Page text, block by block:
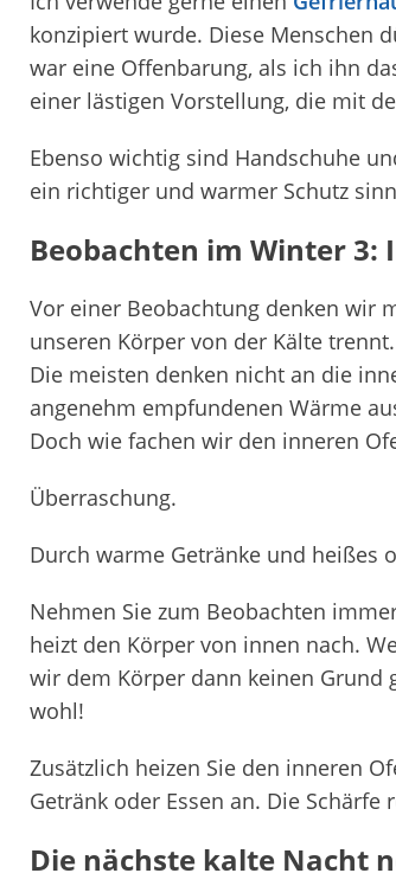
konzipiert wurde. Diese Menschen
war eine Offenbarung, als ich ihn
einer lästigen Vorstellung, die mit
Ebenso wichtig sind Handschuhe
ein richtiger und warmer Schutz
Beobachten im Winter 3:
Vor einer Beobachtung denken wir
unseren Körper von der Kälte trennt.
Die meisten denken nicht an die
angenehm empfundenen Wärme
Doch wie fachen wir den inneren
Überraschung.
Durch warme Getränke und heißes
Nehmen Sie zum Beobachten
heizt den Körper von innen nach.
wir dem Körper dann keinen Grund
wohl!
Zusätzlich heizen Sie den inneren
Getränk oder Essen an. Die
Die nächste kalte Nacht